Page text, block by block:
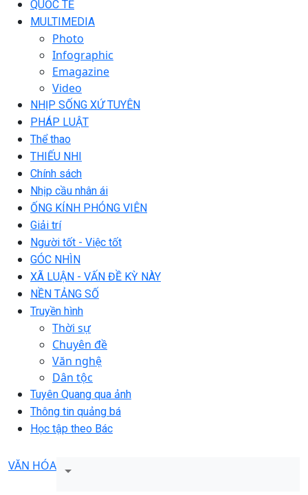
QUỐC TẾ
MULTIMEDIA
Photo
Infographic
Emagazine
Video
NHỊP SỐNG XỨ TUYÊN
PHÁP LUẬT
Thể thao
THIẾU NHI
Chính sách
Nhịp cầu nhân ái
ỐNG KÍNH PHÓNG VIÊN
Giải trí
Người tốt - Việc tốt
GÓC NHÌN
XÃ LUẬN - VẤN ĐỀ KỲ NÀY
NỀN TẢNG SỐ
Truyền hình
Thời sự
Chuyên đề
Văn nghệ
Dân tộc
Tuyên Quang qua ảnh
Thông tin quảng bá
Học tập theo Bác
VĂN HÓA